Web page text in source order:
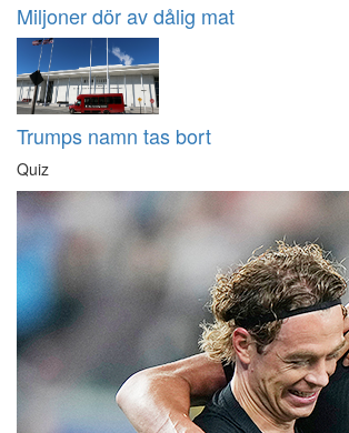
Miljoner dör av dålig mat
Trumps namn tas bort
Quiz